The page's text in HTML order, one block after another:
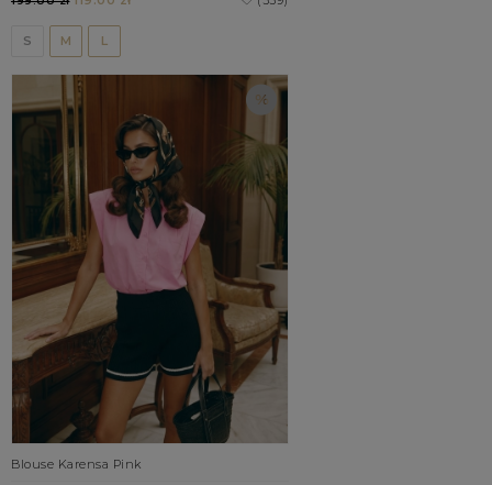
S M L
Blouse Karensa Pink